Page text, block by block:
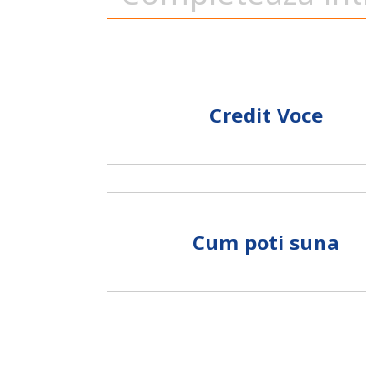
Credit Voce
Cum poti suna